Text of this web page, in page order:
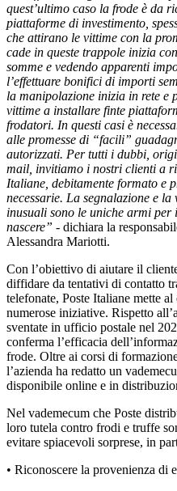
quest’ultimo caso la frode è da
piattaforme di investimento,
che attirano le vittime con la
cade in queste trappole inizia
somme e vedendo apparenti
l’effettuare bonifici di importi
la manipolazione inizia in rete e
vittime a installare finte
frodatori. In questi casi è
alle promesse di “facili”
autorizzati. Per tutti i dubbi,
mail, invitiamo i nostri clienti a
Italiane, debitamente formato e
necessarie. La segnalazione e
inusuali sono le uniche armi per
nascere” - dichiara la
Alessandra Mariotti.
Con l’obiettivo di aiutare il
diffidare da tentativi di contatto
telefonate, Poste Italiane mette
numerose iniziative. Rispetto
sventate in ufficio postale nel
conferma l’efficacia
frode. Oltre ai corsi di
l’azienda ha redatto un
disponibile online e in
Nel vademecum che Poste
loro tutela contro frodi e truffe
evitare spiacevoli sorprese, in
• Riconoscere la provenienza di